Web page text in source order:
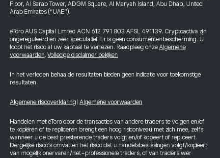
Floor, Al Sarab Tower, ADGM Square, Al Maryah Island, Abu Dhabi, United
Arab Emirates (“UAE”).
eToro AUS Capital Limited ACN 612 791 803 AFSL 491139. Cryptoactiva zijn
ongereguleerd en zeer speculatief. Er is geen consumentenbescherming. U
loopt het risico al uw kapitaal te verliezen. Raadpleeg onze Algemene
voorwaarden.Volledige disclaimer bekijken
In het verleden behaalde resultaten bieden geen indicatie voor toekomstige
resultaten.
Algemene risicoverklaring Algemene voorwaarden
Handelen met eToro door de transacties van andere traders te volgen en/of
te kopiëren of te repliceren brengt een hoog risiconiveau met zich mee, zelfs
wanneer u de best presterende traders volgt en/of kopieert of repliceert.
Dergelijke risico’s omvatten het risico dat u handelsbeslissingen volgt/kopieert
van mogelijk onervaren/niet-professionele traders, of van traders wier